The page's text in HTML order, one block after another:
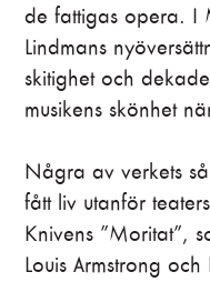
de fattigas opera. I
Lindmans
skitighet och
musikens skönhet
Några av verkets
fått liv utanför
Knivens ”Moritat”,
Louis Armstrong